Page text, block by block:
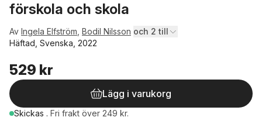
förskola och skola
Av Ingela Elfström Bodil Nilsson och 2 till
Häftad, Svenska, 2022
529 kr
Lägg i varukorg
Skickas . Fri frakt över 249 kr.